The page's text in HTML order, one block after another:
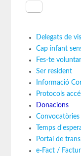
Delegats de
Cap infant
Fes-te
Ser resident
Informació
Protocols
Donacions
Convocatòries
Temps
Portal de
e-Fact /